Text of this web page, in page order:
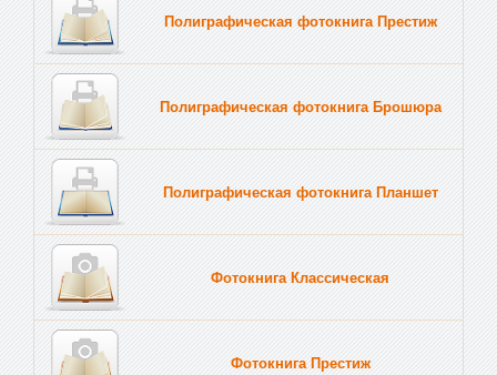
Полиграфическая фотокнига Престиж
Полиграфическая фотокнига Брошюра
Полиграфическая фотокнига Планшет
Фотокнига Классическая
Фотокнига Престиж